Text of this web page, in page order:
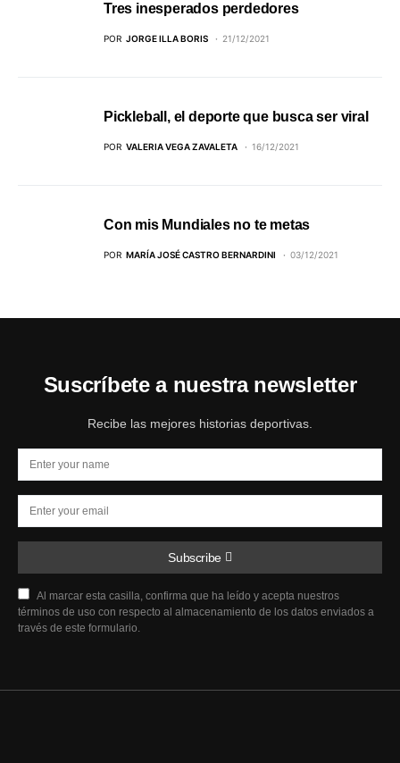
Tres inesperados perdedores
POR JORGE ILLA BORIS 21/12/2021
Pickleball, el deporte que busca ser viral
POR VALERIA VEGA ZAVALETA 16/12/2021
Con mis Mundiales no te metas
POR MARÍA JOSÉ CASTRO BERNARDINI 03/12/2021
Suscríbete a nuestra newsletter
Recibe las mejores historias deportivas.
Subscribe
Al marcar esta casilla, confirma que ha leído y acepta nuestros
términos de uso con respecto al almacenamiento de los datos enviados a
través de este formulario.